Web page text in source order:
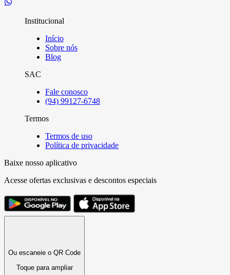
Institucional
Início
Sobre nós
Blog
SAC
Fale conosco
(94) 99127-6748
Termos
Termos de uso
Política de privacidade
Baixe nosso aplicativo
Acesse ofertas exclusivas e descontos especiais
Ou escaneie o QR Code
Toque para ampliar